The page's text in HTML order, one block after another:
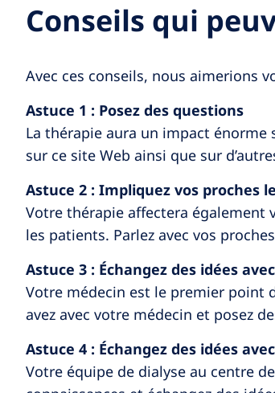
Conseils qui
Avec ces conseils, nous aimerions
Astuce 1 : Posez des questions
La thérapie aura un impact
sur ce site Web ainsi que sur
Astuce 2 : Impliquez vos proches
Votre thérapie affectera également
les patients. Parlez avec vos
Astuce 3 : Échangez des idées
Votre médecin est le premier point
avez avec votre médecin et posez
Astuce 4 : Échangez des idées
Votre équipe de dialyse au centre